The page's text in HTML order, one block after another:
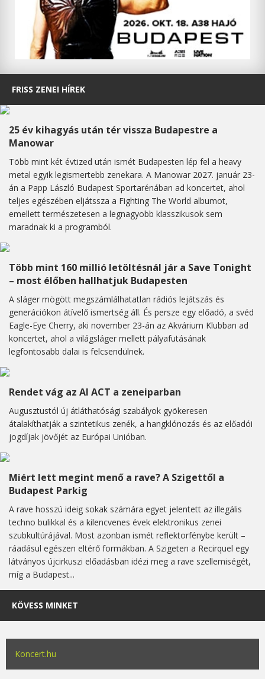
FRISS ZENEI HÍREK
25 év kihagyás után tér vissza Budapestre a
Manowar
Több mint két évtized után ismét Budapesten lép fel a heavy
metal egyik legismertebb zenekara. A Manowar 2027. január 23-
án a Papp László Budapest Sportarénában ad koncertet, ahol
teljes egészében eljátssza a Fighting The World albumot,
emellett természetesen a legnagyobb klasszikusok sem
maradnak ki a programból.
Több mint 160 millió letöltésnál jár a Save Tonight
– most élőben hallhatjuk Budapesten
A sláger mögött megszámlálhatatlan rádiós lejátszás és
generációkon átívelő ismertség áll. És persze egy előadó, a svéd
Eagle-Eye Cherry, aki november 23-án az Akvárium Klubban ad
koncertet, ahol a világsláger mellett pályafutásának
legfontosabb dalai is felcsendülnek.
Rendet vág az AI ACT a zeneiparban
Augusztustól új átláthatósági szabályok gyökeresen
átalakíthatják a szintetikus zenék, a hangklónozás és az előadói
jogdíjak jövőjét az Európai Unióban.
Miért lett megint menő a rave? A Szigettől a
Budapest Parkig
A rave hosszú ideig sokak számára egyet jelentett az illegális
techno bulikkal és a kilencvenes évek elektronikus zenei
szubkultúrájával. Most azonban ismét reflektorfénybe került –
ráadásul egészen eltérő formákban. A Szigeten a Recirquel egy
látványos újcirkuszi előadásban idézi meg a rave szellemiségét,
míg a Budapest...
KÖVESS MINKET
Koncert.hu